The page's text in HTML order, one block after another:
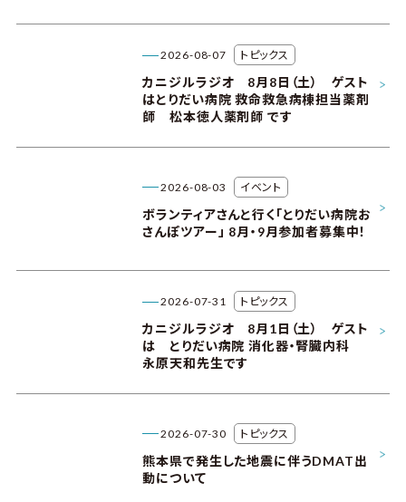
2026-08-07 トピックス
カニジルラジオ 8月8日（土） ゲスト
はとりだい病院 救命救急病棟担当薬剤
師 松本徳人薬剤師 です
2026-08-03 イベント
ボランティアさんと行く「とりだい病院お
さんぽツアー」 8月・9月参加者募集中！
2026-07-31 トピックス
カニジルラジオ 8月1日（土） ゲスト
は とりだい病院 消化器・腎臓内科
永原天和先生です
2026-07-30 トピックス
熊本県で発生した地震に伴うDMAT出
動について